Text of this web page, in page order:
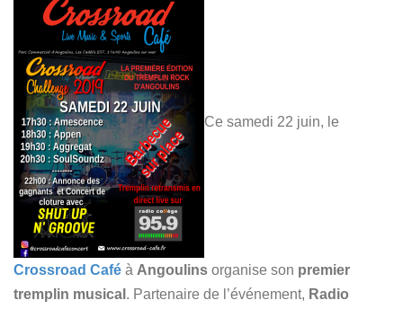
Ce samedi 22 juin, le
Crossroad Café à Angoulins organise son premier
tremplin musical . Partenaire de l’événement, Radio